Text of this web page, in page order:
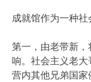
成就馆作为一种社
第一，由老带新
响。社会主义老
营内其他兄弟国家